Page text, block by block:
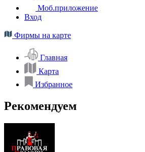
Моб.приложение
Вход
Фирмы на карте
Главная
Карта
Избранное
Рекомендуем